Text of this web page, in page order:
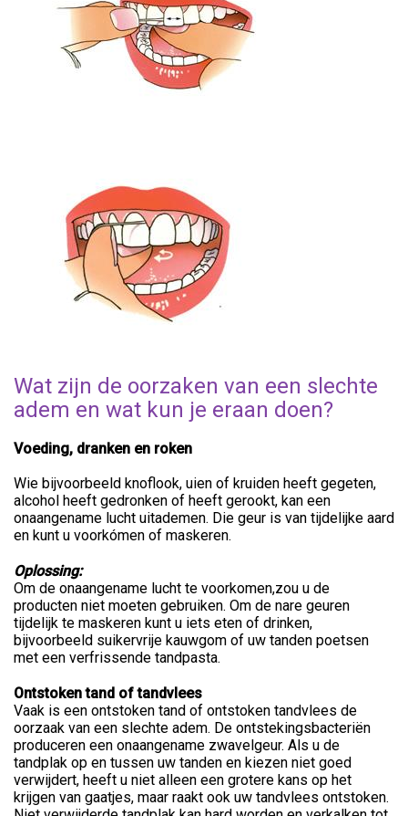
Wat zijn de oorzaken van een slechte
adem en wat kun je eraan doen?
Voeding, dranken en roken
Wie bijvoorbeeld knoflook, uien of kruiden heeft gegeten,
alcohol heeft gedronken of heeft gerookt, kan een
onaangename lucht uitademen. Die geur is van tijdelijke aard
en kunt u voorkómen of maskeren.
Oplossing:
Om de onaangename lucht te voorkomen,zou u de
producten niet moeten gebruiken. Om de nare geuren
tijdelijk te maskeren kunt u iets eten of drinken,
bijvoorbeeld suikervrije kauwgom of uw tanden poetsen
met een verfrissende tandpasta.
Ontstoken tand of tandvlees
Vaak is een ontstoken tand of ontstoken tandvlees de
oorzaak van een slechte adem. De ontstekingsbacteriën
produceren een onaangename zwavelgeur. Als u de
tandplak op en tussen uw tanden en kiezen niet goed
verwijdert, heeft u niet alleen een grotere kans op het
krijgen van gaatjes, maar raakt ook uw tandvlees ontstoken.